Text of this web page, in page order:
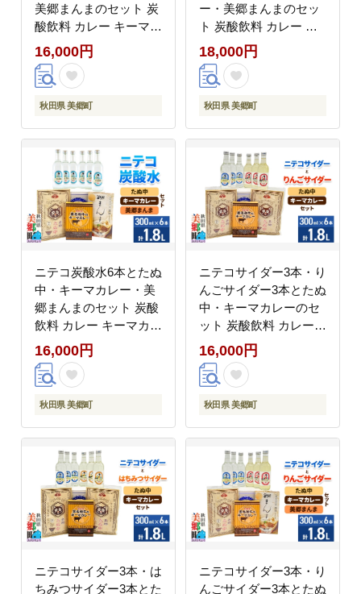
美郷まんまのセット 炭
酸飲料 カレー キーマカ
レー レトルト 中華麺
まぜごはん [ニテコサイ
ダー ご当地 サイダー
キーマカレー レトルト
中華麺 ラーメン まぜご
はん セット 秋田県 美
郷町]
16,000円
秋田県 美郷町
ー・美郷まんまのセッ
ト 炭酸飲料 カレー キ
ーマカレー レトルト 中
華麺 まぜごはん [ニテ
コサイダー はちみつサ
ご当地 サイダー 炭酸飲
料 炭酸水 カレー キー
マカレー レトルト 中華
麺 ラーメン まぜごはん
セット 秋田県 美郷町]
18,000円
秋田県 美郷町
ニテコ炭酸水6本とたぬ
中・キーマカレー・美
郷まんまのセット 炭酸
飲料 カレー キーマカレ
ー レトルト 中華麺 ま
ぜごはん [ニテコサイダ
ー ご当地 サイダー 炭
キーマカレー レトルト
中華麺 ラーメン まぜご
はん セット 秋田県 美
郷町]
16,000円
秋田県 美郷町
ニテコサイダー3本・り
んごサイダー3本とたぬ
中・キーマカレーのセ
ット 炭酸飲料 カレー
キーマカレー レトルト
中華麺 [ニテコサイダー
りんごサイダー リンゴ
炭酸飲料 炭酸水 カレー
キーマカレー レトルト
中華麺 ラーメン セット
秋田県 美郷町]
16,000円
秋田県 美郷町
ニテコサイダー3本・は
ちみつサイダー3本とた
ニテコサイダー3本・り
んごサイダー3本とたぬ